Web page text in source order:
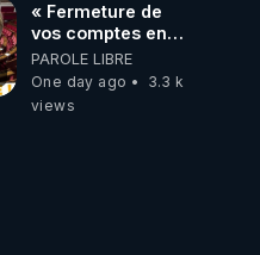
« Fermeture de
vos comptes en
banque ! » :
Macron impose
une loi folle !
PAROLE LIBRE
One day ago
3.3 k
views